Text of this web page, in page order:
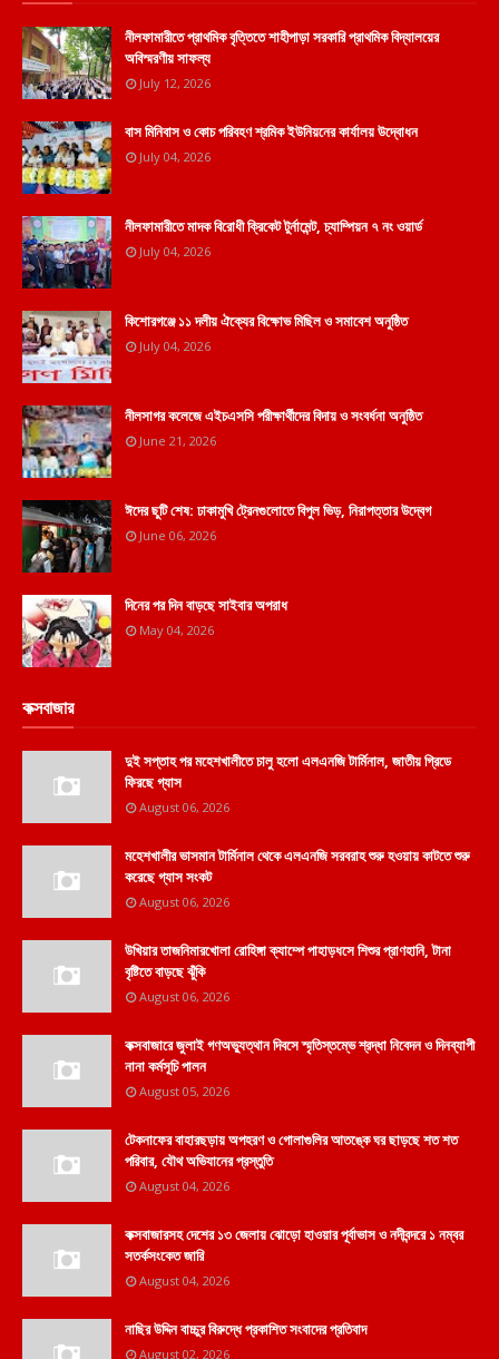
নীলফামারীতে প্রাথমিক বৃত্তিতে শাহীপাড়া সরকারি প্রাথমিক বিদ্যালয়ের
অবিস্মরণীয় সাফল্য
July 12, 2026
বাস মিনিবাস ও কোচ পরিবহণ শ্রমিক ইউনিয়নের কার্যালয় উদ্বোধন
July 04, 2026
নীলফামারীতে মাদক বিরোধী ক্রিকেট টুর্নামেন্ট, চ্যাম্পিয়ন ৭ নং ওয়ার্ড
July 04, 2026
কিশোরগঞ্জে ১১ দলীয় ঐক্যের বিক্ষোভ মিছিল ও সমাবেশ অনুষ্ঠিত
July 04, 2026
নীলসাগর কলেজে এইচএসসি পরীক্ষার্থীদের বিদায় ও সংবর্ধনা অনুষ্ঠিত
June 21, 2026
ঈদের ছুটি শেষ: ঢাকামুখি ট্রেনগুলোতে বিপুল ভিড়, নিরাপত্তার উদ্বেগ
June 06, 2026
দিনের পর দিন বাড়ছে সাইবার অপরাধ
May 04, 2026
কক্সবাজার
দুই সপ্তাহ পর মহেশখালীতে চালু হলো এলএনজি টার্মিনাল, জাতীয় গ্রিডে
ফিরছে গ্যাস
August 06, 2026
মহেশখালীর ভাসমান টার্মিনাল থেকে এলএনজি সরবরাহ শুরু হওয়ায় কাটতে শুরু
করেছে গ্যাস সংকট
August 06, 2026
উখিয়ার তাজনিমারখোলা রোহিঙ্গা ক্যাম্পে পাহাড়ধসে শিশুর প্রাণহানি, টানা
বৃষ্টিতে বাড়ছে ঝুঁকি
August 06, 2026
কক্সবাজারে জুলাই গণঅভ্যুত্থান দিবসে স্মৃতিস্তম্ভে শ্রদ্ধা নিবেদন ও দিনব্যাপী
নানা কর্মসূচি পালন
August 05, 2026
টেকনাফের বাহারছড়ায় অপহরণ ও গোলাগুলির আতঙ্কে ঘর ছাড়ছে শত শত
পরিবার, যৌথ অভিযানের প্রস্তুতি
August 04, 2026
কক্সবাজারসহ দেশের ১৩ জেলায় ঝোড়ো হাওয়ার পূর্বাভাস ও নদীবন্দরে ১ নম্বর
সতর্কসংকেত জারি
August 04, 2026
নাছির উদ্দিন বাচ্চুর বিরুদ্ধে প্রকাশিত সংবাদের প্রতিবাদ
August 02, 2026